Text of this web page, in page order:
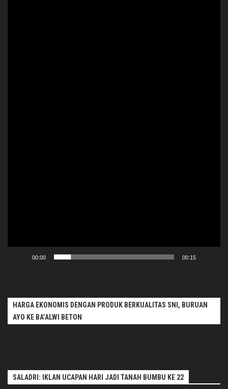
00:00 00:15
HARGA EKONOMIS DENGAN PRODUK BERKUALITAS SNI, BURUAN
AYO KE BA’ALWI BETON
SALADRI: IKLAN UCAPAN HARI JADI TANAH BUMBU KE 22